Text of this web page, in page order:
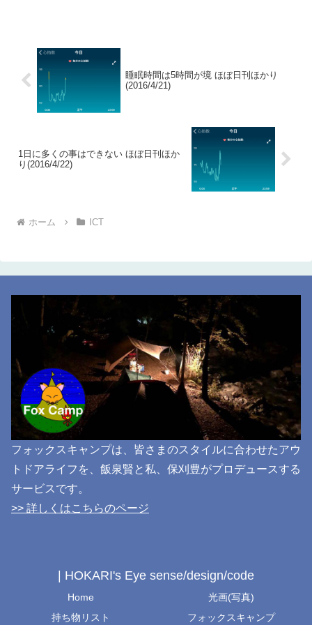
睡眠時間は5時間が境 ほぼ日刊ほかり
(2016/4/21)
1日に多くの事はできない ほぼ日刊ほか
り(2016/4/22)
ホーム ICT
フォックスキャンプは、皆さまのスタイルに合わせたアウ
トドアライフを、飯泉賢と私、保刈豊がプロデュースする
サービスです。
>> 詳しくはこちらのページ
| HOKARI's Eye sense/design/code
Home
光画(写真)
持ち物リスト
フォックスキャンプ